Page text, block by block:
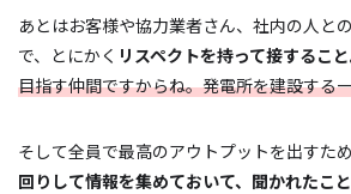
あとはお客様や協力業者さん、社内の人と
で、とにかく リスペクトを持って接すること
目指す仲間ですからね。発電所を建設する
そして全員で最高のアウトプットを出すた
回りして情報を集めておいて、聞かれたこ